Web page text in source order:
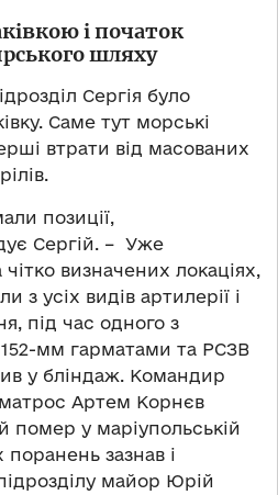
і початок
шляху
Сергія було
Саме тут морські
втрати від масованих
позиції,
Сергій. – Уже
визначених локаціях,
з усіх видів артилерії і
під час одного з
152-мм гарматами та РСЗВ
у бліндаж. Командир
Артем Корнєв
помер у маріупольській
зазнав і
майор Юрій